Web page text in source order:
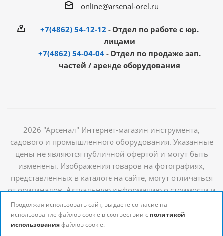
online@arsenal-orel.ru
+7(4862) 54-12-12 - Отдел по работе с юр.
лицами
+7(4862) 54-04-04 - Отдел по продаже зап.
частей / аренде оборудования
2026 "Арсенал" Интернет-магазин инструмента,
садового и промышленного оборудования. Указанные
цены не являются публичной офертой и могут быть
изменены. Изображения товаров на фотографиях,
представленных в каталоге на сайте, могут отличаться
от оригиналов. Актуальную информацию о стоимости и
наличии товаров можно получить у наших
менеджеров
Продолжая использовать сайт, вы даете согласие на
использование файлов cookie в соотвествии с политикой
использованияфайлов cookie.